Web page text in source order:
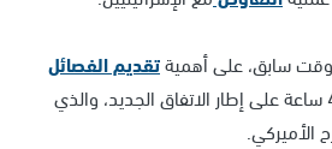
سابق، على أهميةتقديم الفصائل
خلال 48 ساعة على إطار الاتفاق الجديد، والذي
الأميركي.